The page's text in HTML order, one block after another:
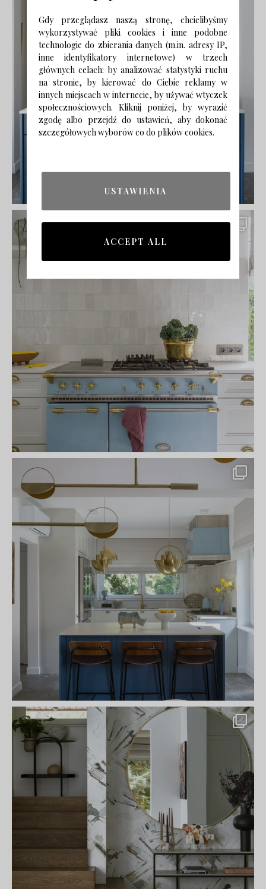
Gdy przeglądasz naszą stronę, chcielibyśmy
wykorzystywać pliki cookies i inne podobne
technologie do zbierania danych (m.in. adresy IP,
inne identyfikatory internetowe) w trzech
głównych celach: by analizować statystyki ruchu
na stronie, by kierować do Ciebie reklamy w
innych miejscach w internecie, by używać wtyczek
społecznościowych. Kliknij poniżej, by wyrazić
zgodę albo przejdź do ustawień, aby dokonać
szczegółowych wyborów co do plików cookies.
USTAWIENIA
ACCEPT ALL